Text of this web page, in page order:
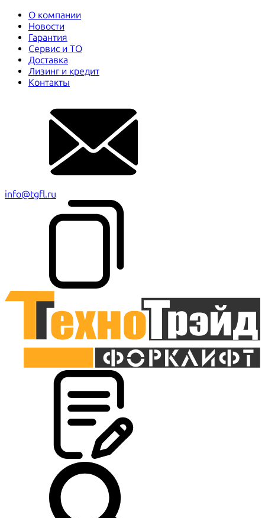
О компании
Новости
Гарантия
Сервис и ТО
Доставка
Лизинг и кредит
Контакты
info@tgfl.ru